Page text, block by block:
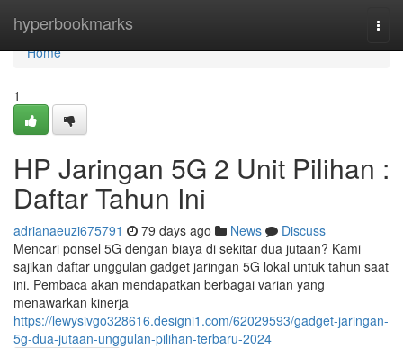
hyperbookmarks
Home
Home
1
HP Jaringan 5G 2 Unit Pilihan :
Daftar Tahun Ini
adrianaeuzi675791 79 days ago News
Discuss
Mencari ponsel 5G dengan biaya di sekitar dua jutaan? Kami
sajikan daftar unggulan gadget jaringan 5G lokal untuk tahun saat
ini. Pembaca akan mendapatkan berbagai varian yang
menawarkan kinerja
https://lewysivgo328616.designi1.com/62029593/gadget-jaringan-
5g-dua-jutaan-unggulan-pilihan-terbaru-2024